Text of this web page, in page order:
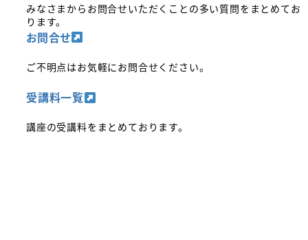
みなさまからお問合せいただくことの多い質問をまとめてお
ります。
お問合せ
ご不明点はお気軽にお問合せください。
受講料一覧
講座の受講料をまとめております。